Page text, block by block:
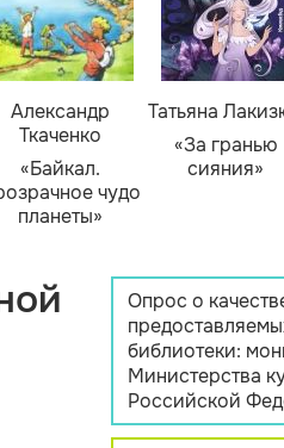
Александр
Ткаченко
«Байкал.
чудо
планеты»
Татьяна
«За гранью
сияния»
Опрос о
библиотеки:
Министерства
Российской